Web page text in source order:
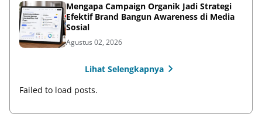
Mengapa Campaign Organik Jadi Strategi
Efektif Brand Bangun Awareness di Media
Sosial
Agustus 02, 2026
Lihat Selengkapnya
Failed to load posts.